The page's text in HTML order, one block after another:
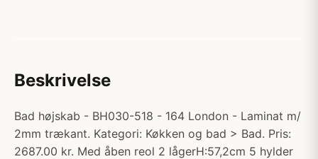
Beskrivelse
Bad højskab - BH030-518 - 164 London - Laminat m/
2mm trækant. Kategori: Køkken og bad > Bad. Pris:
2687.00 kr. Med åben reol 2 lågerH:57,2cm 5 hylder